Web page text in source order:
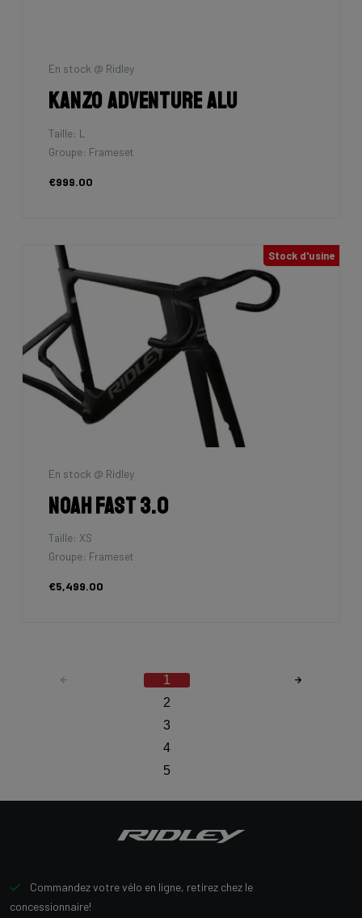
En stock @ Ridley
Kanzo Adventure Alu
Taille: L
Groupe: Frameset
€999.00
Stock d'usine
En stock @ Ridley
Noah Fast 3.0
Taille: XS
Groupe: Frameset
€5,499.00
1
2
3
4
5
Commandez votre vélo en ligne, retirez chez le
concessionnaire!